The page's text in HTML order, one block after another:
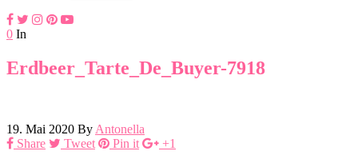
0 In
Erdbeer_Tarte_De_Buyer-7918
19. Mai 2020 By Antonella
Share
Tweet Pin it +1